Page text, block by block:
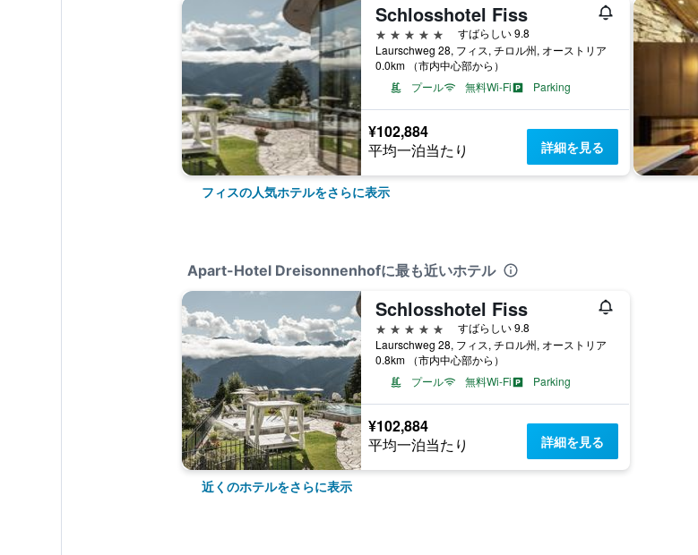
Schlosshotel Fiss
5つ星
すばらしい 9.8
Laurschweg 28, フィス, チロル州, オーストリア
0.0km （市内中心部から）
プール
無料Wi-Fi Parking
¥102,884
平均一泊当たり 詳細を見る
フィスの人気ホテルをさらに表示
Apart-Hotel Dreisonnenhofに最も近いホテル
Schlosshotel Fiss
5つ星
すばらしい 9.8
Laurschweg 28, フィス, チロル州, オーストリア
0.8km （市内中心部から）
プール
無料Wi-Fi Parking
¥102,884
平均一泊当たり 詳細を見る
近くのホテルをさらに表示